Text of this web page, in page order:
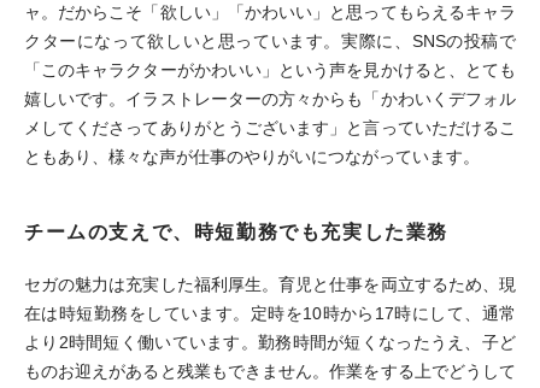
ャ。だからこそ「欲しい」「かわいい」と思ってもらえるキャラ
クターになって欲しいと思っています。実際に、SNSの投稿で
「このキャラクターがかわいい」という声を見かけると、とても
嬉しいです。イラストレーターの方々からも「かわいくデフォル
メしてくださってありがとうございます」と言っていただけるこ
ともあり、様々な声が仕事のやりがいにつながっています。
チームの支えで、時短勤務でも充実した業務
セガの魅力は充実した福利厚生。育児と仕事を両立するため、現
在は時短勤務をしています。定時を10時から17時にして、通常
より2時間短く働いています。勤務時間が短くなったうえ、子ど
ものお迎えがあると残業もできません。作業をする上でどうして